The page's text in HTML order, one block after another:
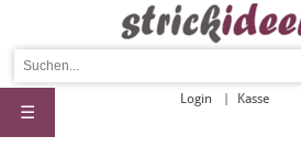
Login Kasse
☰